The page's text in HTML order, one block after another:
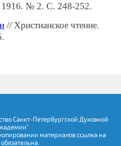
1916. № 2. С. 248-252.
// Христианское чтение.
Санкт-Петербургской Духовной
материалов ссылка на